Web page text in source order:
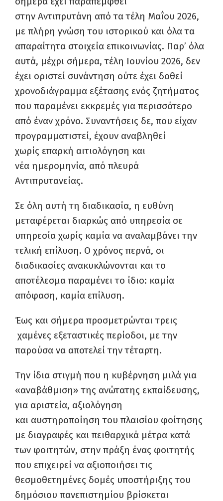
στην Αντιπρυτάνη από τα τέλη Μαΐου 2026,
με πλήρη γνώση του ιστορικού και όλα τα
απαραίτητα στοιχεία επικοινωνίας. Παρ’ όλα
αυτά, μέχρι σήμερα, τέλη Ιουνίου 2026, δεν
έχει οριστεί συνάντηση ούτε έχει δοθεί
χρονοδιάγραμμα εξέτασης ενός ζητήματος
που παραμένει εκκρεμές για περισσότερο
από έναν χρόνο. Συναντήσεις δε, που είχαν
προγραμματιστεί, έχουν αναβληθεί
χωρίς επαρκή αιτιολόγηση και
νέα ημερομηνία, από πλευρά
Αντιπρυτανείας.
Σε όλη αυτή τη διαδικασία, η ευθύνη
μεταφέρεται διαρκώς από υπηρεσία σε
υπηρεσία χωρίς καμία να αναλαμβάνει την
τελική επίλυση. Ο χρόνος περνά, οι
διαδικασίες ανακυκλώνονται και το
αποτέλεσμα παραμένει το ίδιο: καμία
απόφαση, καμία επίλυση.
Έως και σήμερα προσμετρώνται τρεις
χαμένες εξεταστικές περίοδοι, με την
παρούσα να αποτελεί την τέταρτη.
Την ίδια στιγμή που η κυβέρνηση μιλά για
«αναβάθμιση» της ανώτατης εκπαίδευσης,
για αριστεία, αξιολόγηση
και αυστηροποίηση του πλαισίου φοίτησης
με διαγραφές και πειθαρχικά μέτρα κατά
των φοιτητών, στην πράξη ένας φοιτητής
που επιχειρεί να αξιοποιήσει τις
θεσμοθετημένες δομές υποστήριξης του
δημόσιου πανεπιστημίου βρίσκεται